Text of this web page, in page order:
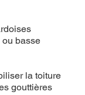
ou basse
la toiture
gouttières